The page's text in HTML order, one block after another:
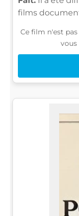
films
Ce film n'est
vous